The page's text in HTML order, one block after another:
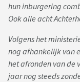
hun inburgering
Ook alle acht
Volgens het
nog afhankelijk van
het afronden van de
jaar nog steeds